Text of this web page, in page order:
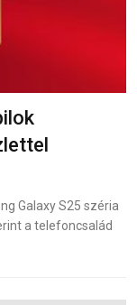
Galaxy S25 széria
a telefoncsalád